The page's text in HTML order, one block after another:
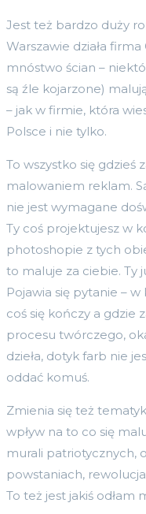
Jest też bardzo duży
Warszawie działa
mnóstwo ścian –
są źle kojarzone)
– jak w firmie, która
Polsce i nie tylko.
To wszystko się gdzieś
malowaniem reklam.
nie jest wymagane
Ty coś projektujesz w
photoshopie z tych
to maluje za ciebie. Ty
Pojawia się pytanie –
coś się kończy a gdzie
procesu twórczego,
dzieła, dotyk farb nie
oddać komuś.
Zmienia się też
wpływ na to co się
murali patriotycznych,
powstaniach,
To też jest jakiś odłam